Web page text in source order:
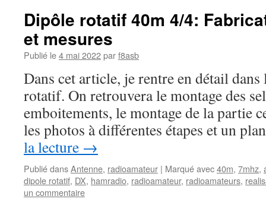
Dipôle rotatif 40m 4/4:
et mesures
Publié le4 mai 2022parf8asb
Dans cet article, je rentre en détail dans
rotatif. On retrouvera le montage des
emboitements, le montage de la partie
les photos à différentes étapes et un
la lecture →
Publié dansAntenne, radioamateur | Marqué avec40m, 7mhz,
dipole rotatif, DX, hamradio, radioamateur, radioamateurs,
un commentaire